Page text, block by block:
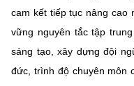
cam kết tiếp tục nâng cao
vững nguyên tắc tập
sáng tạo, xây dựng đội
đức, trình độ chuyên môn